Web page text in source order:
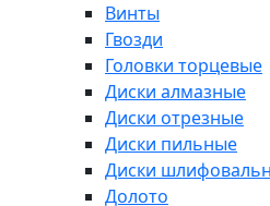
Винты
Гвозди
Головки торцевые
Диски алмазные
Диски отрезные
Диски пильные
Диски
Долото